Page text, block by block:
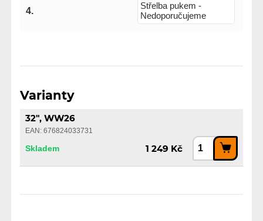
4.
Střelba pukem -
Nedoporučujeme
Varianty
32", WW26
EAN: 676824033731
Skladem 1 249 Kč